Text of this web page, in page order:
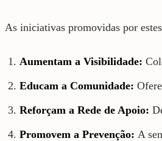
As iniciativas promovidas por
Aumentam a Visibilidade:
Educam a Comunidade:
Reforçam a Rede de Apoio:
Promovem a Prevenção: A